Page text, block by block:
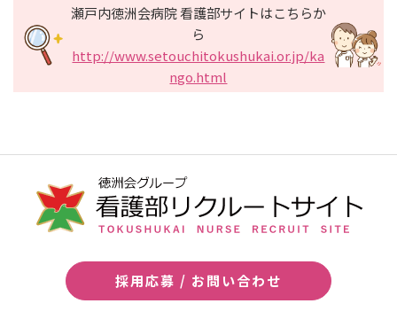
瀬戸内徳洲会病院 看護部サイトはこちらか
ら
http://www.setouchitokushukai.or.jp/ka
ngo.html
採用応募 / お問い合わせ